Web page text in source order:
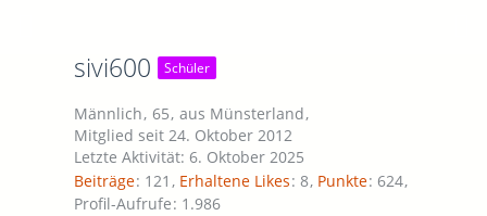
sivi600 Schüler
Männlich 65 aus Münsterland
Mitglied seit 24. Oktober 2012
Letzte Aktivität: 6. Oktober 2025
Beiträge 121 Erhaltene Likes 8 Punkte 624
Profil-Aufrufe 1.986